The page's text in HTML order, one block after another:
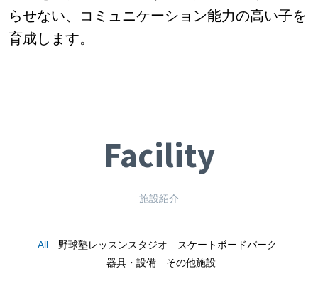
らせない、コミュニケーション能力の高い子を
育成します。
Facility
施設紹介
All 野球塾レッスンスタジオ
スケートボードパーク
器具・設備
その他施設